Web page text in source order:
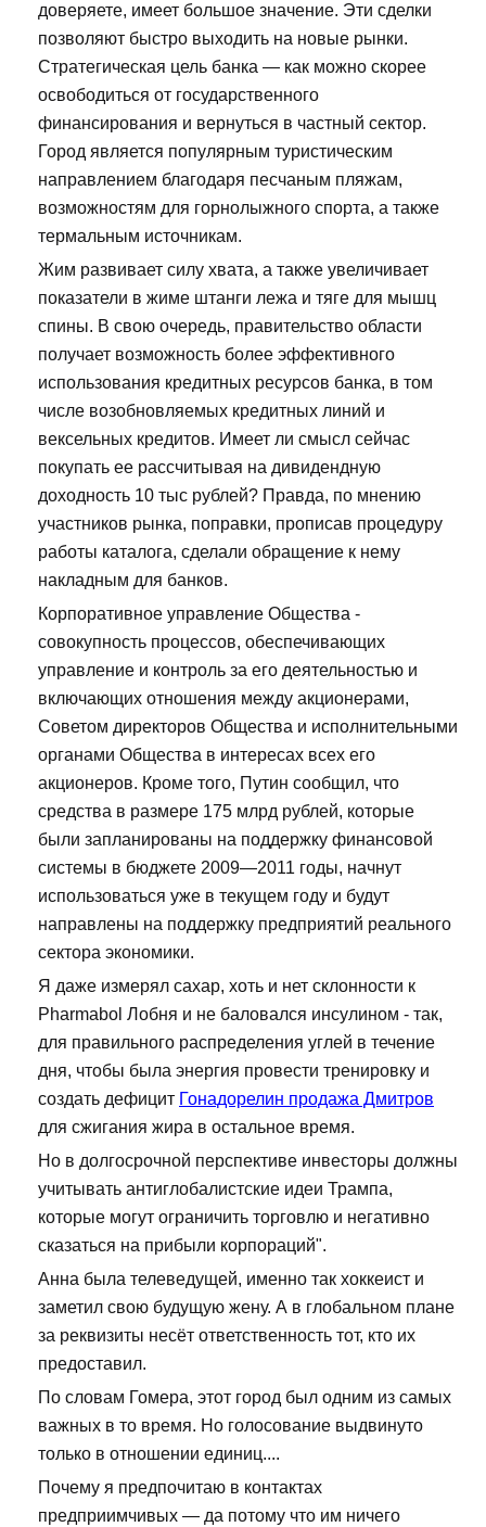
доверяете, имеет большое значение. Эти сделки
позволяют быстро выходить на новые рынки.
Стратегическая цель банка — как можно скорее
освободиться от государственного
финансирования и вернуться в частный сектор.
Город является популярным туристическим
направлением благодаря песчаным пляжам,
возможностям для горнолыжного спорта, а также
термальным источникам.
Жим развивает силу хвата, а также увеличивает
показатели в жиме штанги лежа и тяге для мышц
спины. В свою очередь, правительство области
получает возможность более эффективного
использования кредитных ресурсов банка, в том
числе возобновляемых кредитных линий и
вексельных кредитов. Имеет ли смысл сейчас
покупать ее рассчитывая на дивидендную
доходность 10 тыс рублей? Правда, по мнению
участников рынка, поправки, прописав процедуру
работы каталога, сделали обращение к нему
накладным для банков.
Корпоративное управление Общества -
совокупность процессов, обеспечивающих
управление и контроль за его деятельностью и
включающих отношения между акционерами,
Советом директоров Общества и исполнительными
органами Общества в интересах всех его
акционеров. Кроме того, Путин сообщил, что
средства в размере 175 млрд рублей, которые
были запланированы на поддержку финансовой
системы в бюджете 2009—2011 годы, начнут
использоваться уже в текущем году и будут
направлены на поддержку предприятий реального
сектора экономики.
Я даже измерял сахар, хоть и нет склонности к
Pharmabol Лобня и не баловался инсулином - так,
для правильного распределения углей в течение
дня, чтобы была энергия провести тренировку и
создать дефицит Гонадорелин продажа Дмитров
для сжигания жира в остальное время.
Но в долгосрочной перспективе инвесторы должны
учитывать антиглобалистские идеи Трампа,
которые могут ограничить торговлю и негативно
сказаться на прибыли корпораций".
Анна была телеведущей, именно так хоккеист и
заметил свою будущую жену. А в глобальном плане
за реквизиты несёт ответственность тот, кто их
предоставил.
По словам Гомера, этот город был одним из самых
важных в то время. Но голосование выдвинуто
только в отношении единиц....
Почему я предпочитаю в контактах
предприимчивых — да потому что им ничего